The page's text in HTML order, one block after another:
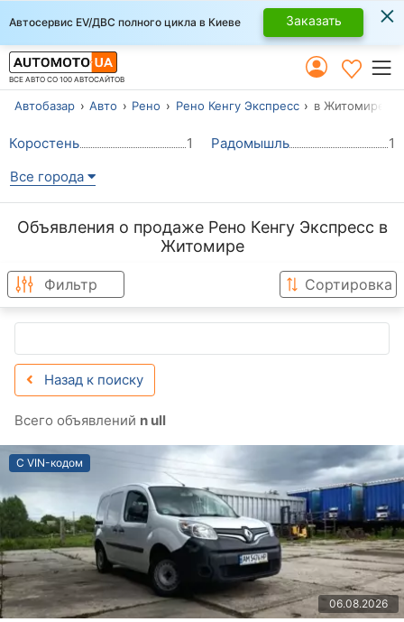
Автосервис EV/ДВС полного цикла в Киеве Заказать ×
ВСЕ АВТО СО 100 АВТОСАЙТОВ
Автобазар Авто Рено Рено Кенгу Экспресс в Житомире
Коростень 1 Радомышль
1
Все города
Объявления о продаже Рено Кенгу Экспресс в
Житомире
Фильтр Сортировка
Назад к поиску
Всего объявлений n ull
С VIN-кодом
06.08.2026